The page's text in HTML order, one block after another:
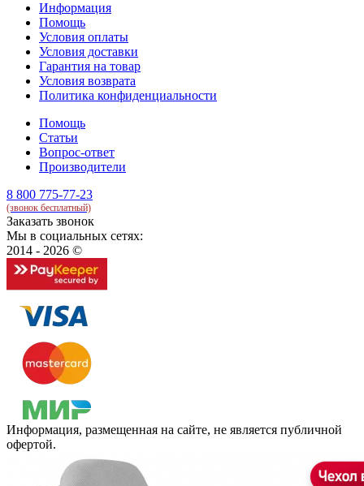
Информация
Помощь
Условия оплаты
Условия доставки
Гарантия на товар
Условия возврата
Политика конфиденциальности
Помощь
Статьи
Вопрос-ответ
Производители
8 800 775-77-23
(звонок бесплатный)
Заказать звонок
Мы в социальных сетях:
2014 - 2026 ©
Информация, размещенная на сайте, не является публичной
офертой.